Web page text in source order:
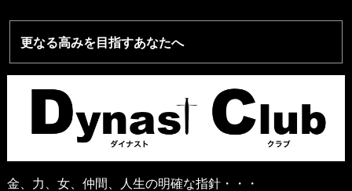
更なる高みを目指すあなたへ
金、力、女、仲間、人生の明確な指針・・・